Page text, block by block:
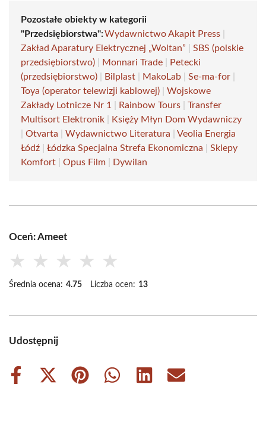
Pozostałe obiekty w kategorii
"Przedsiębiorstwa":Wydawnictwo Akapit Press
Zakład Aparatury Elektrycznej „Woltan”
SBS (polskie
przedsiębiorstwo)
Monnari Trade
Petecki
(przedsiębiorstwo)
Bilplast MakoLab Se-ma-for
Toya (operator telewizji kablowej)
Wojskowe
Zakłady Lotnicze Nr 1
Rainbow Tours
Transfer
Multisort Elektronik
Księży Młyn Dom Wydawniczy
Otvarta Wydawnictwo Literatura
Veolia Energia
Łódź
Łódzka Specjalna Strefa Ekonomiczna
Sklepy
Komfort
Opus Film Dywilan
Oceń: Ameet
★ ★ ★ ★ ★
Średnia ocena: 4.75 Liczba ocen: 13
Udostępnij
Share
Share
Share
Share
Share
Share